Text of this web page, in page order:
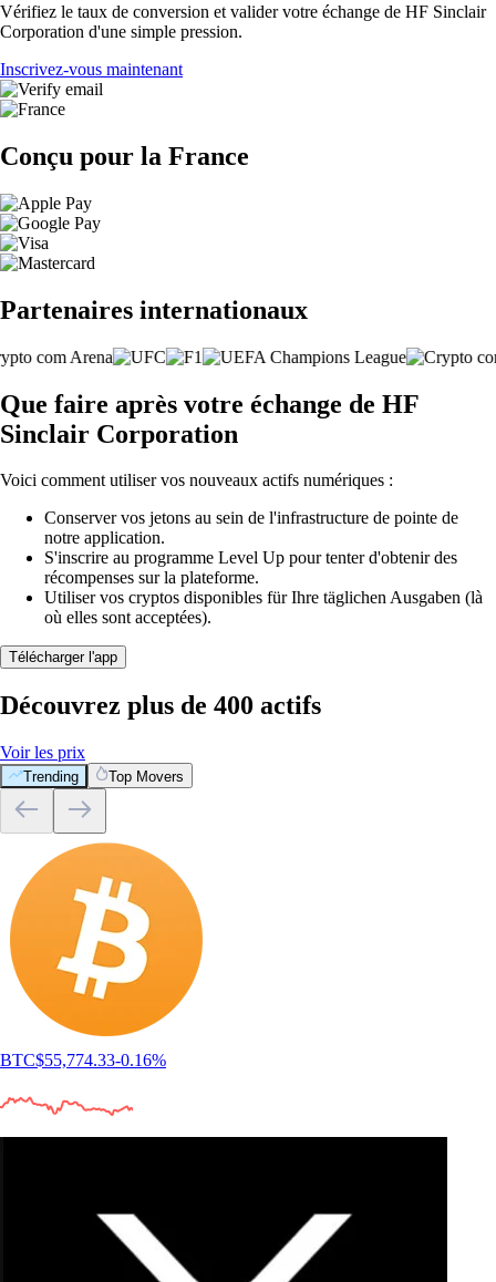
Vérifiez le taux de conversion et valider votre échange de HF Sinclair
Corporation d'une simple pression.
Inscrivez-vous maintenant
Conçu pour la France
Partenaires internationaux
Que faire après votre échange de HF
Sinclair Corporation
Voici comment utiliser vos nouveaux actifs numériques :
Conserver vos jetons au sein de l'infrastructure de pointe de
notre application.
S'inscrire au programme Level Up pour tenter d'obtenir des
récompenses sur la plateforme.
Utiliser vos cryptos disponibles für Ihre täglichen Ausgaben (là
où elles sont acceptées).
Télécharger l'app
Découvrez plus de 400 actifs
Voir les prix
Trending Top Movers
BTC$55,774.33-0.16%